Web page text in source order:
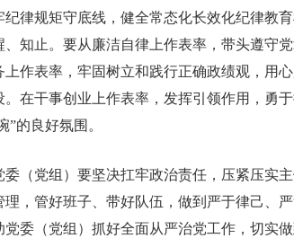
律规矩守底线，健全常态化长效化纪律教
、知止。要从廉洁自律上作表率，带头遵守
作表率，牢固树立和践行正确政绩观，用
在干事创业上作表率，发挥引领作用，勇
”的良好氛围。
（党组）要坚决扛牢政治责任，压紧压实
，管好班子、带好队伍，做到严于律己、
委（党组）抓好全面从严治党工作，切实